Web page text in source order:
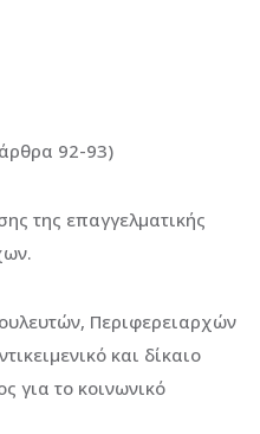
92-93)
της επαγγελματικής
Περιφερειαρχών
και δίκαιο
για το κοινωνικό